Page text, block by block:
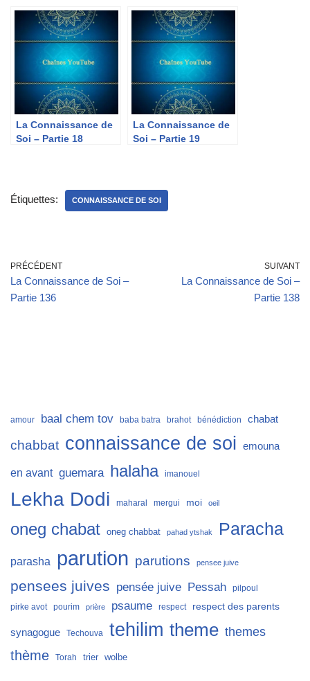
La Connaissance de
Soi – Partie 18
La Connaissance de
Soi – Partie 19
Étiquettes: CONNAISSANCE DE SOI
PRÉCÉDENT
La Connaissance de Soi –
Partie 136
SUIVANT
La Connaissance de Soi –
Partie 138
amour baal chem tov baba batra brahot bénédiction chabat
chabbat connaissance de soi emouna
en avant guemara halaha imanouel
Lekha Dodi maharal mergui moi oeil
oneg chabat oneg chabbat pahad ytshak Paracha
parasha parution parutions pensee juive
pensees juives pensée juive Pessah
pilpoul
pirke avot
pourim prière psaume respect respect des parents
synagogue Techouva tehilim theme themes
thème Torah trier wolbe